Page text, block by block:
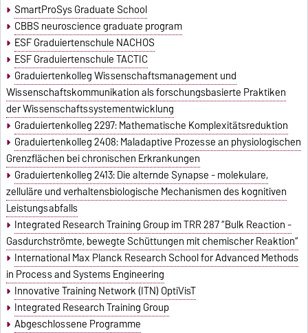
SmartProSys Graduate School
CBBS neuroscience graduate program
ESF Graduiertenschule NACHOS
ESF Graduiertenschule TACTIC
Graduiertenkolleg Wissenschaftsmanagement und
Wissenschaftskommunikation als forschungsbasierte Praktiken
der Wissenschaftssystementwicklung
Graduiertenkolleg 2297: Mathematische Komplexitätsreduktion
Graduiertenkolleg 2408: Maladaptive Prozesse an physiologischen
Grenzflächen bei chronischen Erkrankungen
Graduiertenkolleg 2413: Die alternde Synapse - molekulare,
zelluläre und verhaltensbiologische Mechanismen des kognitiven
Leistungsabfalls
Integrated Research Training Group im TRR 287 “Bulk Reaction -
Gasdurchströmte, bewegte Schüttungen mit chemischer Reaktion“
International Max Planck Research School for Advanced Methods
in Process and Systems Engineering
Innovative Training Network (ITN) OptiVisT
Integrated Research Training Group
Abgeschlossene Programme